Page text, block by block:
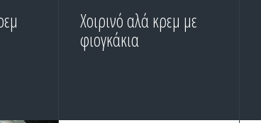
Χοιρινό αλά κρεμ με
φιογκάκια